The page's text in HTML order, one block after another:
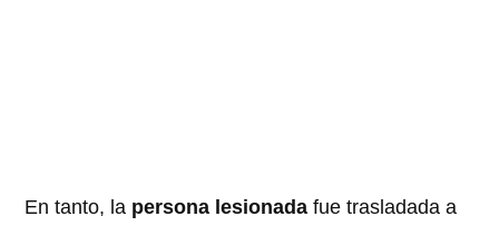
En tanto, la persona lesionadafue trasladada a